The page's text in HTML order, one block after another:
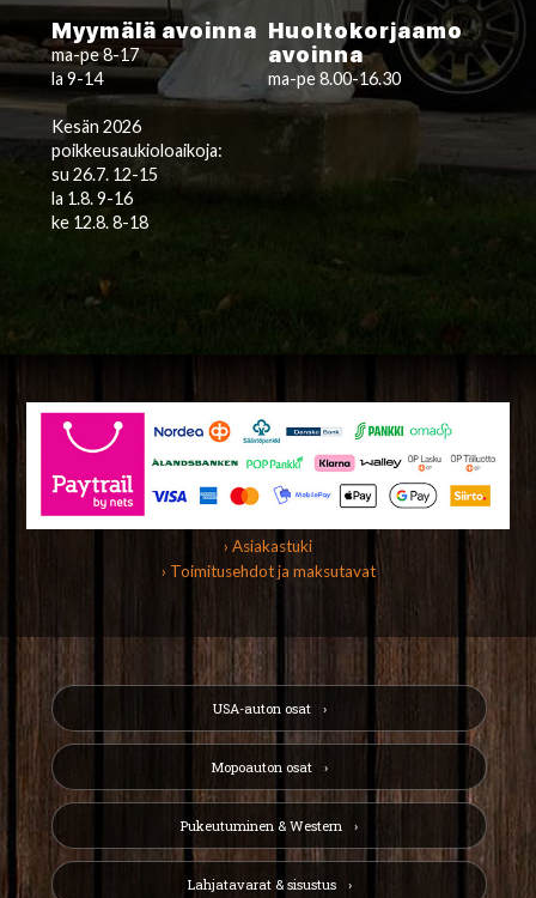
Myymälä avoinna
ma-pe 8-17
la 9-14
Kesän 2026
poikkeusaukioloaikoja:
su 26.7. 12-15
la 1.8. 9-16
ke 12.8. 8-18
Huoltokorjaamo
avoinna
ma-pe 8.00-16.30
› Asiakastuki
› Toimitusehdot ja maksutavat
USA-auton osat
Mopoauton osat
Pukeutuminen & Western
Lahjatavarat & sisustus